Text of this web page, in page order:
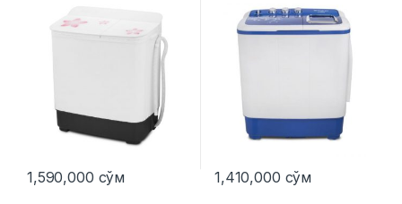
1,590,000 сўм 1,410,000 сўм